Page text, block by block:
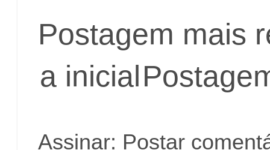
Postagem mais
a inicial
Assinar: Postar